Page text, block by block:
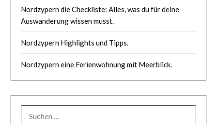
Nordzypern die Checkliste: Alles, was du für deine
Auswanderung wissen musst.
Nordzypern Highlights und Tipps.
Nordzypern eine Ferienwohnung mit Meerblick.
NACH: